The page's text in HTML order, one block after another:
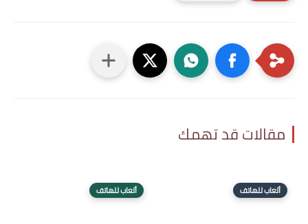
مقالات قد تهمك
ألعاب للهاتف ألعاب للهاتف